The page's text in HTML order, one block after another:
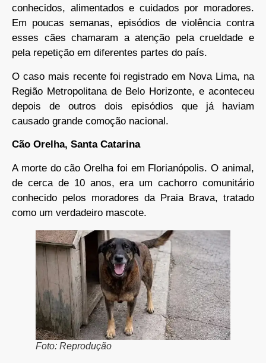
conhecidos, alimentados e cuidados por moradores.
Em poucas semanas, episódios de violência contra
esses cães chamaram a atenção pela crueldade e
pela repetição em diferentes partes do país.
O caso mais recente foi registrado em Nova Lima, na
Região Metropolitana de Belo Horizonte, e aconteceu
depois de outros dois episódios que já haviam
causado grande comoção nacional.
Cão Orelha, Santa Catarina
A morte do cão Orelha foi em Florianópolis. O animal,
de cerca de 10 anos, era um cachorro comunitário
conhecido pelos moradores da Praia Brava, tratado
como um verdadeiro mascote.
Foto: Reprodução